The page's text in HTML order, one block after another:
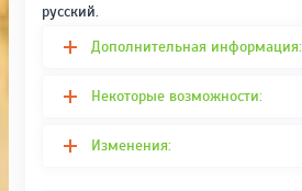
русский.
Дополнительная информация:
Некоторые возможности:
Изменения: